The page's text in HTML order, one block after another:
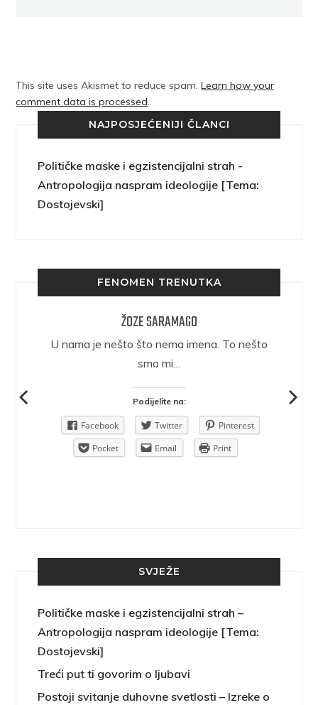
This site uses Akismet to reduce spam.Learn how your
comment data is processed.
NAJPOSJEĆENIJI ČLANCI
Političke maske i egzistencijalni strah -
Antropologija naspram ideologije [Tema:
Dostojevski]
FENOMEN TRENUTKA
ŽOZE SARAMAGO
U nama je nešto što nema imena. To nešto
smo mi…
Podijelite na:
Facebook Twitter
Pinterest
Pocket
Email Print
SVJEŽE
Političke maske i egzistencijalni strah –
Antropologija naspram ideologije [Tema:
Dostojevski]
Treći put ti govorim o ljubavi
Postoji svitanje duhovne svetlosti – Izreke o